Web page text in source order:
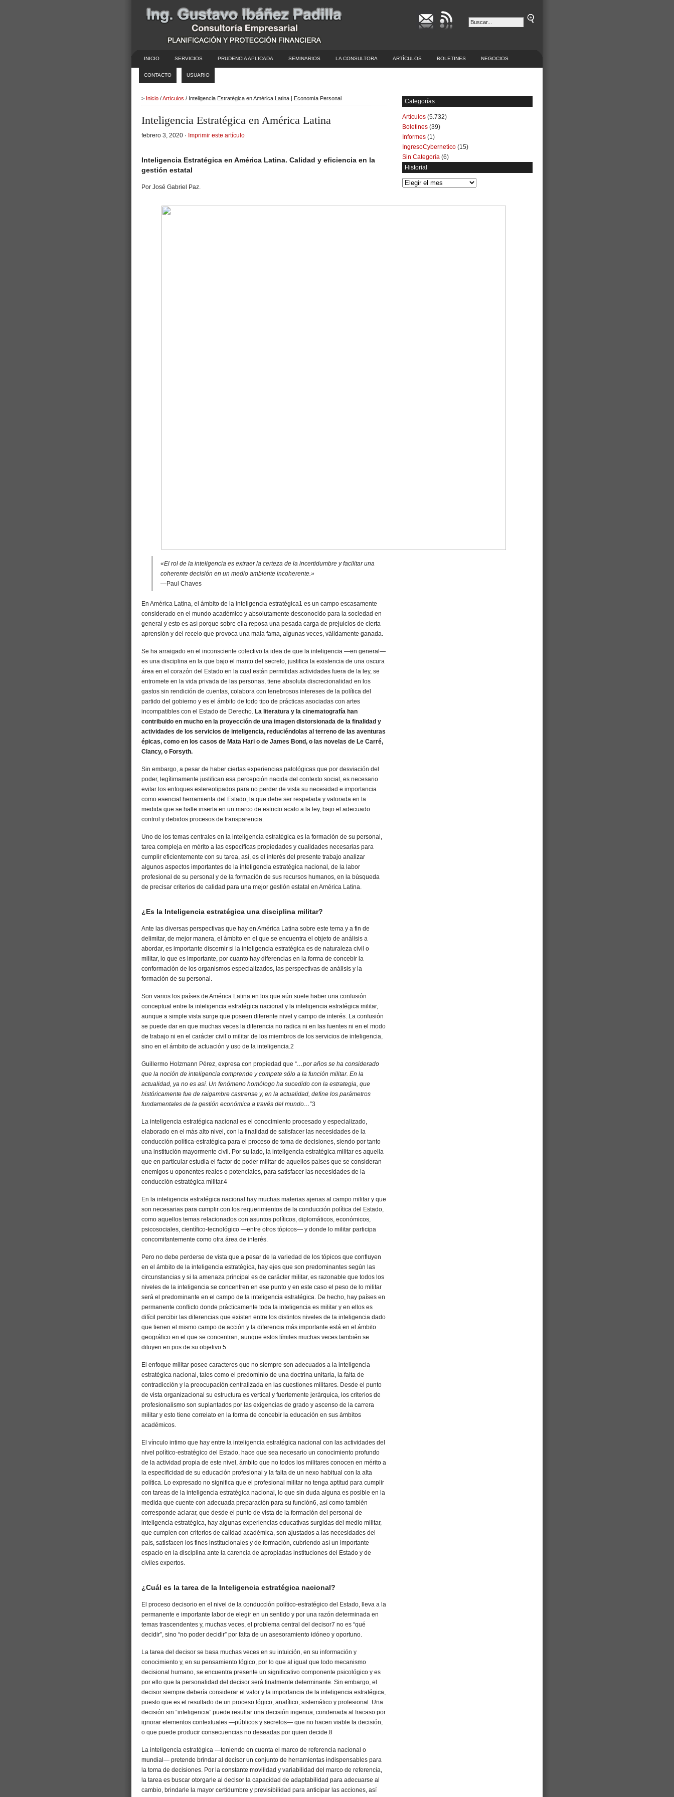
INICIO SERVICIOS PRUDENCIA APLICADA SEMINARIOS LA CONSULTORA ARTÍCULOS BOLETINES NEGOCIOS
CONTACTO USUARIO
> Inicio /Artículos / Inteligencia Estratégica en América Latina | Economía Personal
Inteligencia Estratégica en América Latina
febrero 3, 2020 · Imprimir este artículo
Inteligencia Estratégica en América Latina. Calidad y eficiencia en la
gestión estatal
Por José Gabriel Paz.
«El rol de la inteligencia es extraer la certeza de la incertidumbre y facilitar una
coherente decisión en un medio ambiente incoherente.»
—Paul Chaves
En América Latina, el ámbito de la inteligencia estratégica1 es un campo escasamente
considerado en el mundo académico y absolutamente desconocido para la sociedad en
general y esto es así porque sobre ella reposa una pesada carga de prejuicios de cierta
aprensión y del recelo que provoca una mala fama, algunas veces, válidamente ganada.
Se ha arraigado en el inconsciente colectivo la idea de que la inteligencia —en general—
es una disciplina en la que bajo el manto del secreto, justifica la existencia de una oscura
área en el corazón del Estado en la cual están permitidas actividades fuera de la ley, se
entromete en la vida privada de las personas, tiene absoluta discrecionalidad en los
gastos sin rendición de cuentas, colabora con tenebrosos intereses de la política del
partido del gobierno y es el ámbito de todo tipo de prácticas asociadas con artes
incompatibles con el Estado de Derecho. La literatura y la cinematografía han
contribuido en mucho en la proyección de una imagen distorsionada de la finalidad y
actividades de los servicios de inteligencia, reduciéndolas al terreno de las aventuras
épicas, como en los casos de Mata Hari o de James Bond, o las novelas de Le Carré,
Clancy, o Forsyth.
Sin embargo, a pesar de haber ciertas experiencias patológicas que por desviación del
poder, legítimamente justifican esa percepción nacida del contexto social, es necesario
evitar los enfoques estereotipados para no perder de vista su necesidad e importancia
como esencial herramienta del Estado, la que debe ser respetada y valorada en la
medida que se halle inserta en un marco de estricto acato a la ley, bajo el adecuado
control y debidos procesos de transparencia.
Uno de los temas centrales en la inteligencia estratégica es la formación de su personal,
tarea compleja en mérito a las específicas propiedades y cualidades necesarias para
cumplir eficientemente con su tarea, así, es el interés del presente trabajo analizar
algunos aspectos importantes de la inteligencia estratégica nacional, de la labor
profesional de su personal y de la formación de sus recursos humanos, en la búsqueda
de precisar criterios de calidad para una mejor gestión estatal en América Latina.
¿Es la Inteligencia estratégica una disciplina militar?
Ante las diversas perspectivas que hay en América Latina sobre este tema y a fin de
delimitar, de mejor manera, el ámbito en el que se encuentra el objeto de análisis a
abordar, es importante discernir si la inteligencia estratégica es de naturaleza civil o
militar, lo que es importante, por cuanto hay diferencias en la forma de concebir la
conformación de los organismos especializados, las perspectivas de análisis y la
formación de su personal.
Son varios los países de América Latina en los que aún suele haber una confusión
conceptual entre la inteligencia estratégica nacional y la inteligencia estratégica militar,
aunque a simple vista surge que poseen diferente nivel y campo de interés. La confusión
se puede dar en que muchas veces la diferencia no radica ni en las fuentes ni en el modo
de trabajo ni en el carácter civil o militar de los miembros de los servicios de inteligencia,
sino en el ámbito de actuación y uso de la inteligencia.2
Guillermo Holzmann Pérez, expresa con propiedad que “…por años se ha considerado
que la noción de inteligencia comprende y compete sólo a la función militar. En la
actualidad, ya no es así. Un fenómeno homólogo ha sucedido con la estrategia, que
históricamente fue de raigambre castrense y, en la actualidad, define los parámetros
fundamentales de la gestión económica a través del mundo…”3
La inteligencia estratégica nacional es el conocimiento procesado y especializado,
elaborado en el más alto nivel, con la finalidad de satisfacer las necesidades de la
conducción política-estratégica para el proceso de toma de decisiones, siendo por tanto
una institución mayormente civil. Por su lado, la inteligencia estratégica militar es aquella
que en particular estudia el factor de poder militar de aquellos países que se consideran
enemigos u oponentes reales o potenciales, para satisfacer las necesidades de la
conducción estratégica militar.4
En la inteligencia estratégica nacional hay muchas materias ajenas al campo militar y que
son necesarias para cumplir con los requerimientos de la conducción política del Estado,
como aquellos temas relacionados con asuntos políticos, diplomáticos, económicos,
psicosociales, científico-tecnológico —entre otros tópicos— y donde lo militar participa
concomitantemente como otra área de interés.
Pero no debe perderse de vista que a pesar de la variedad de los tópicos que confluyen
en el ámbito de la inteligencia estratégica, hay ejes que son predominantes según las
circunstancias y si la amenaza principal es de carácter militar, es razonable que todos los
niveles de la inteligencia se concentren en ese punto y en este caso el peso de lo militar
será el predominante en el campo de la inteligencia estratégica. De hecho, hay países en
permanente conflicto donde prácticamente toda la inteligencia es militar y en ellos es
difícil percibir las diferencias que existen entre los distintos niveles de la inteligencia dado
que tienen el mismo campo de acción y la diferencia más importante está en el ámbito
geográfico en el que se concentran, aunque estos límites muchas veces también se
diluyen en pos de su objetivo.5
El enfoque militar posee caracteres que no siempre son adecuados a la inteligencia
estratégica nacional, tales como el predominio de una doctrina unitaria, la falta de
contradicción y la preocupación centralizada en las cuestiones militares. Desde el punto
de vista organizacional su estructura es vertical y fuertemente jerárquica, los criterios de
profesionalismo son suplantados por las exigencias de grado y ascenso de la carrera
militar y esto tiene correlato en la forma de concebir la educación en sus ámbitos
académicos.
El vínculo intimo que hay entre la inteligencia estratégica nacional con las actividades del
nivel político-estratégico del Estado, hace que sea necesario un conocimiento profundo
de la actividad propia de este nivel, ámbito que no todos los militares conocen en mérito a
la especificidad de su educación profesional y la falta de un nexo habitual con la alta
política. Lo expresado no significa que el profesional militar no tenga aptitud para cumplir
con tareas de la inteligencia estratégica nacional, lo que sin duda alguna es posible en la
medida que cuente con adecuada preparación para su función6, así como también
corresponde aclarar, que desde el punto de vista de la formación del personal de
inteligencia estratégica, hay algunas experiencias educativas surgidas del medio militar,
que cumplen con criterios de calidad académica, son ajustados a las necesidades del
país, satisfacen los fines institucionales y de formación, cubriendo así un importante
espacio en la disciplina ante la carencia de apropiadas instituciones del Estado y de
civiles expertos.
¿Cuál es la tarea de la Inteligencia estratégica nacional?
El proceso decisorio en el nivel de la conducción político-estratégico del Estado, lleva a la
permanente e importante labor de elegir en un sentido y por una razón determinada en
temas trascendentes y, muchas veces, el problema central del decisor7 no es “qué
decidir”, sino “no poder decidir” por falta de un asesoramiento idóneo y oportuno.
La tarea del decisor se basa muchas veces en su intuición, en su información y
conocimiento y, en su pensamiento lógico, por lo que al igual que todo mecanismo
decisional humano, se encuentra presente un significativo componente psicológico y es
por ello que la personalidad del decisor será finalmente determinante. Sin embargo, el
decisor siempre debería considerar el valor y la importancia de la inteligencia estratégica,
puesto que es el resultado de un proceso lógico, analítico, sistemático y profesional. Una
decisión sin “inteligencia” puede resultar una decisión ingenua, condenada al fracaso por
ignorar elementos contextuales —públicos y secretos— que no hacen viable la decisión,
o que puede producir consecuencias no deseadas por quien decide.8
La inteligencia estratégica —teniendo en cuenta el marco de referencia nacional o
mundial— pretende brindar al decisor un conjunto de herramientas indispensables para
la toma de decisiones. Por la constante movilidad y variabilidad del marco de referencia,
la tarea es buscar otorgarle al decisor la capacidad de adaptabilidad para adecuarse al
cambio, brindarle la mayor certidumbre y previsibilidad para anticipar las acciones, así
Categorías
Artículos (5.732)
Boletines (39)
Informes (1)
IngresoCybernetico (15)
Sin Categoría (6)
Historial
Historial